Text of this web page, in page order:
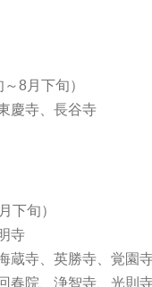
～8月下旬）
慶寺、長谷寺
下旬）
寺
蔵寺、英勝寺、覚園
春院、浄智寺、光則